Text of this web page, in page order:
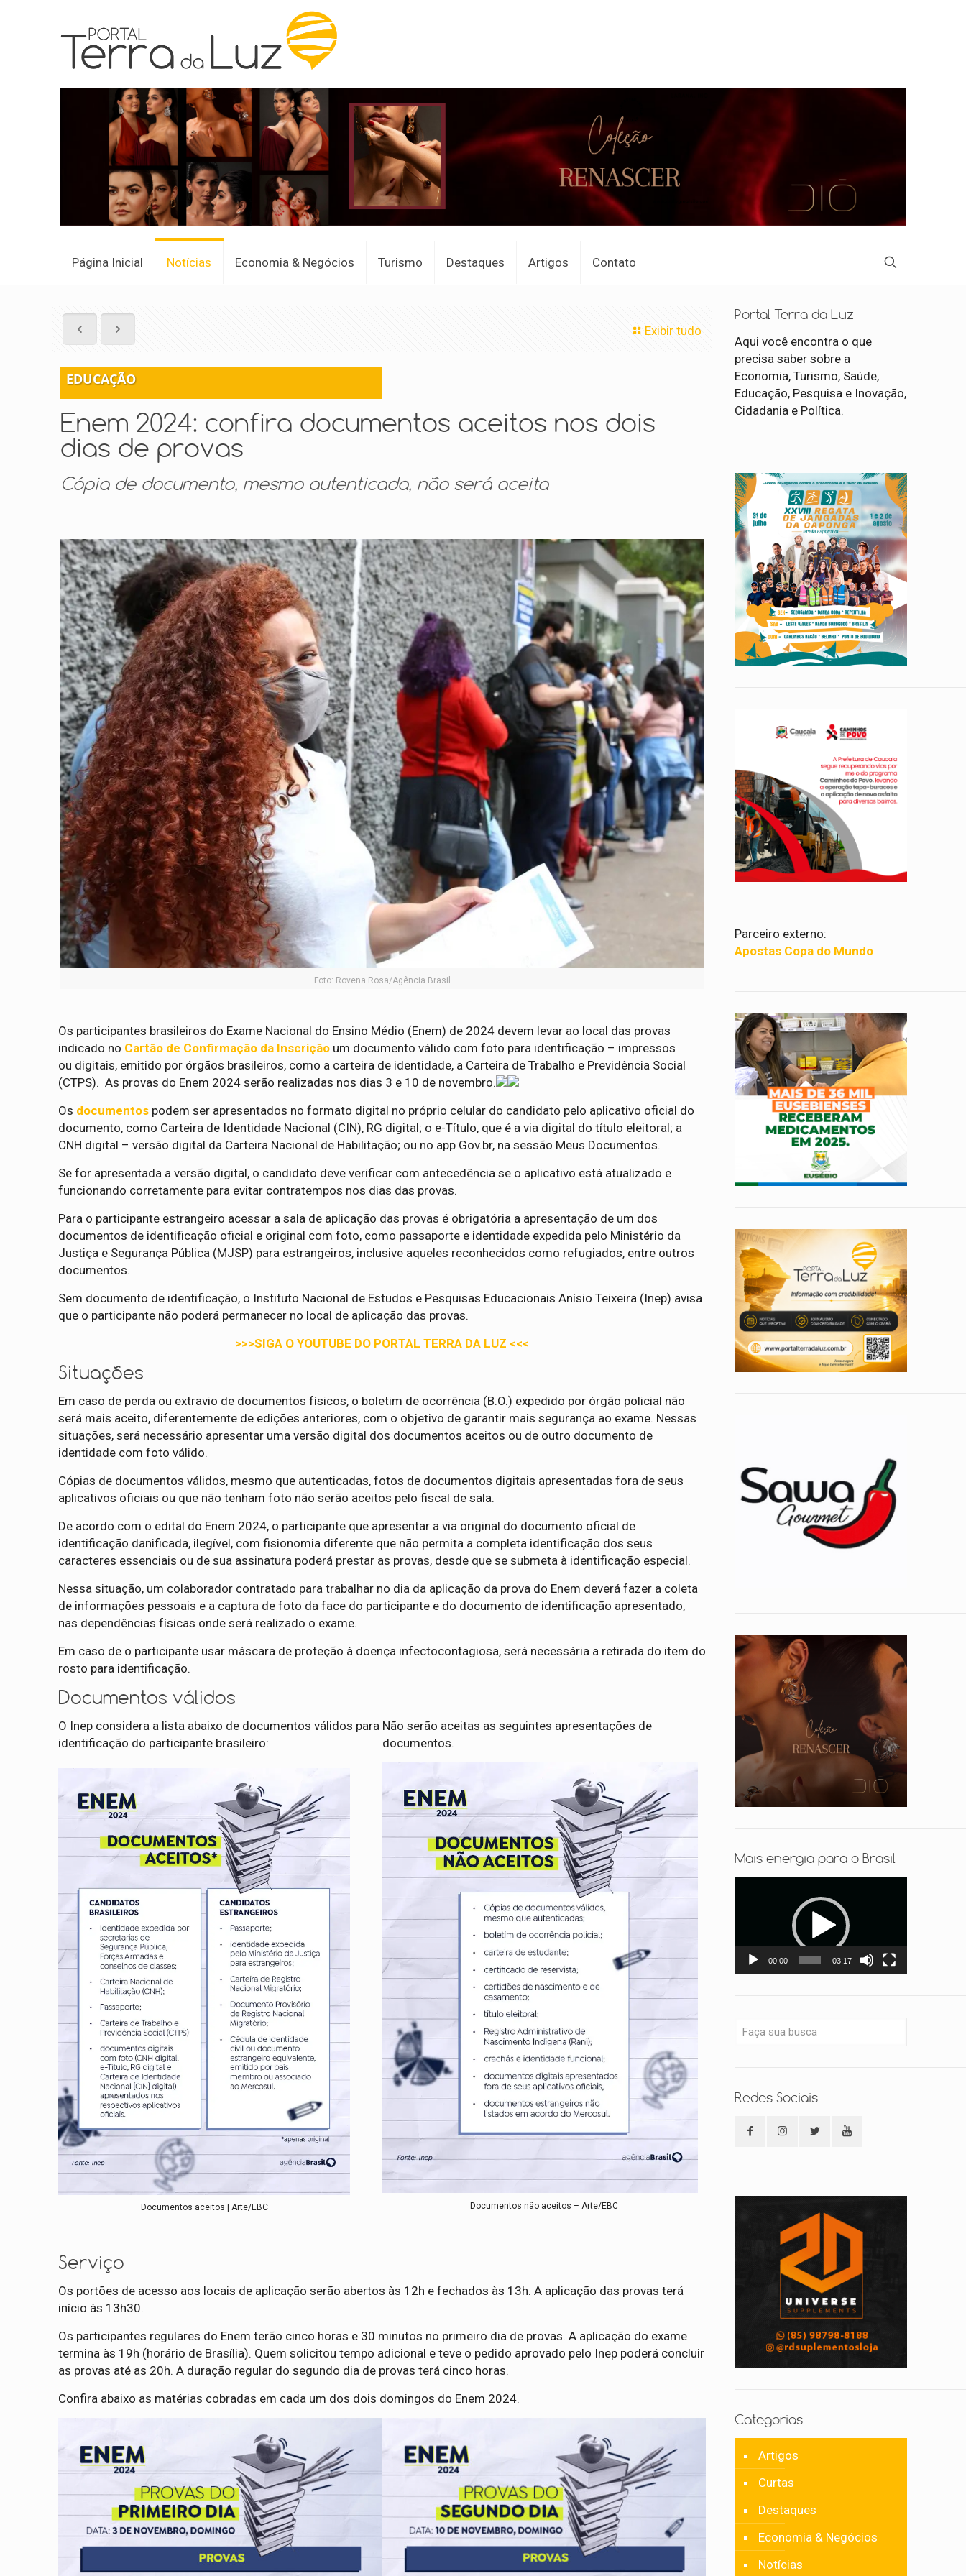
Página Inicial Notícias Economia & Negócios Turismo Destaques Artigos Contato
Exibir tudo
EDUCAÇÃO
Enem 2024: confira documentos aceitos nos dois
dias de provas
Cópia de documento, mesmo autenticada, não será aceita
Foto: Rovena Rosa/Agência Brasil
Os participantes brasileiros do Exame Nacional do Ensino Médio (Enem) de 2024 devem levar ao local das provas
indicado no Cartão de Confirmação da Inscrição um documento válido com foto para identificação – impressos
ou digitais, emitido por órgãos brasileiros, como a carteira de identidade, a Carteira de Trabalho e Previdência Social
(CTPS). As provas do Enem 2024 serão realizadas nos dias 3 e 10 de novembro.
Os documentos podem ser apresentados no formato digital no próprio celular do candidato pelo aplicativo oficial do
documento, como Carteira de Identidade Nacional (CIN), RG digital; o e-Título, que é a via digital do título eleitoral; a
CNH digital – versão digital da Carteira Nacional de Habilitação; ou no app Gov.br, na sessão Meus Documentos.
Se for apresentada a versão digital, o candidato deve verificar com antecedência se o aplicativo está atualizado e
funcionando corretamente para evitar contratempos nos dias das provas.
Para o participante estrangeiro acessar a sala de aplicação das provas é obrigatória a apresentação de um dos
documentos de identificação oficial e original com foto, como passaporte e identidade expedida pelo Ministério da
Justiça e Segurança Pública (MJSP) para estrangeiros, inclusive aqueles reconhecidos como refugiados, entre outros
documentos.
Sem documento de identificação, o Instituto Nacional de Estudos e Pesquisas Educacionais Anísio Teixeira (Inep) avisa
que o participante não poderá permanecer no local de aplicação das provas.
>>>SIGA O YOUTUBE DO PORTAL TERRA DA LUZ <<<
Situações
Em caso de perda ou extravio de documentos físicos, o boletim de ocorrência (B.O.) expedido por órgão policial não
será mais aceito, diferentemente de edições anteriores, com o objetivo de garantir mais segurança ao exame. Nessas
situações, será necessário apresentar uma versão digital dos documentos aceitos ou de outro documento de
identidade com foto válido.
Cópias de documentos válidos, mesmo que autenticadas, fotos de documentos digitais apresentadas fora de seus
aplicativos oficiais ou que não tenham foto não serão aceitos pelo fiscal de sala.
De acordo com o edital do Enem 2024, o participante que apresentar a via original do documento oficial de
identificação danificada, ilegível, com fisionomia diferente que não permita a completa identificação dos seus
caracteres essenciais ou de sua assinatura poderá prestar as provas, desde que se submeta à identificação especial.
Nessa situação, um colaborador contratado para trabalhar no dia da aplicação da prova do Enem deverá fazer a coleta
de informações pessoais e a captura de foto da face do participante e do documento de identificação apresentado,
nas dependências físicas onde será realizado o exame.
Em caso de o participante usar máscara de proteção à doença infectocontagiosa, será necessária a retirada do item do
rosto para identificação.
Documentos válidos
O Inep considera a lista abaixo de documentos válidos para
identificação do participante brasileiro:
Documentos aceitos | Arte/EBC
Não serão aceitas as seguintes apresentações de
documentos.
Documentos não aceitos – Arte/EBC
Serviço
Os portões de acesso aos locais de aplicação serão abertos às 12h e fechados às 13h. A aplicação das provas terá
início às 13h30.
Os participantes regulares do Enem terão cinco horas e 30 minutos no primeiro dia de provas. A aplicação do exame
termina às 19h (horário de Brasília). Quem solicitou tempo adicional e teve o pedido aprovado pelo Inep poderá concluir
as provas até as 20h. A duração regular do segundo dia de provas terá cinco horas.
Confira abaixo as matérias cobradas em cada um dos dois domingos do Enem 2024.
Portal Terra da Luz
Aqui você encontra o que
precisa saber sobre a
Economia, Turismo, Saúde,
Educação, Pesquisa e Inovação,
Cidadania e Política.
Parceiro externo:
Apostas Copa do Mundo
Mais energia para o Brasil
00:00 03:17
Redes Sociais
Categorias
Artigos
Curtas
Destaques
Economia & Negócios
Notícias